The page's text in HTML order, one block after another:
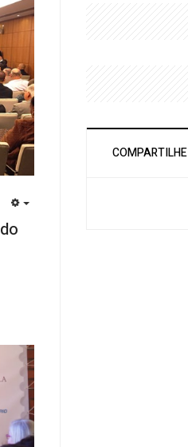
COMPARTILHE